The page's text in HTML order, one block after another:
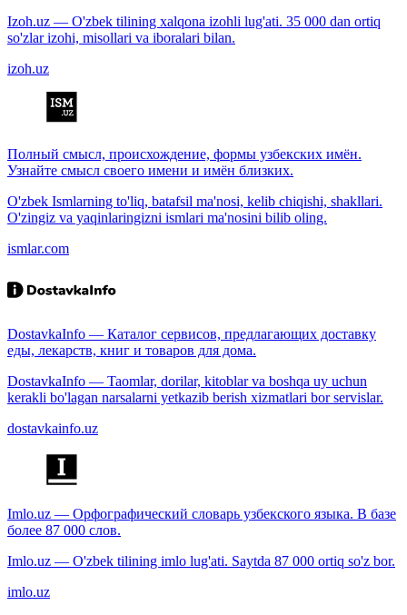
Izoh.uz — O'zbek tilining xalqona izohli lug'ati. 35 000 dan ortiq
so'zlar izohi, misollari va iboralari bilan.
izoh.uz
Полный смысл, происхождение, формы узбекских имён.
Узнайте смысл своего имени и имён близких.
O'zbek Ismlarning to'liq, batafsil ma'nosi, kelib chiqishi, shakllari.
O'zingiz va yaqinlaringizni ismlari ma'nosini bilib oling.
ismlar.com
DostavkaInfo — Каталог сервисов, предлагающих доставку
еды, лекарств, книг и товаров для дома.
DostavkaInfo — Taomlar, dorilar, kitoblar va boshqa uy uchun
kerakli bo'lagan narsalarni yetkazib berish xizmatlari bor servislar.
dostavkainfo.uz
Imlo.uz — Орфографический словарь узбекского языка. В базе
более 87 000 слов.
Imlo.uz — O'zbek tilining imlo lug'ati. Saytda 87 000 ortiq so'z bor.
imlo.uz